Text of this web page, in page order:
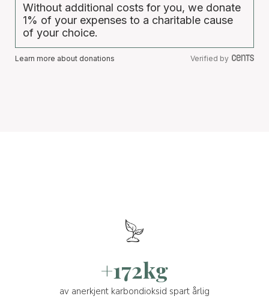
Without additional costs for you, we donate
1% of your expenses to a charitable cause
of your choice.
Learn more about donations Verified by
+172kg
av anerkjent karbondioksid spart årlig